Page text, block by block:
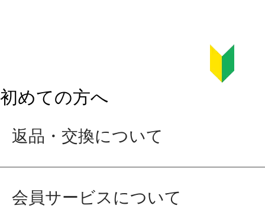
初めての方へ
返品・交換について
会員サービスについて